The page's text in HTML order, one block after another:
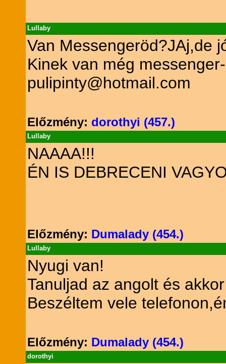
Lullaby
Van Messengeröd?JAj,de
Kinek van még
pulipinty@hotmail.com
Előzmény: dorothyi (457.)
Lullaby
NAAAA!!!
ÉN IS DEBRECENI
Előzmény: Dumalady (454.)
Lullaby
Nyugi van!
Tanuljad az angolt és
Beszéltem vele
Előzmény: Dumalady (454.)
dorothyi